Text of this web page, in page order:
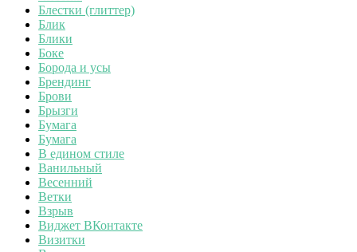
Блестки (глиттер)
Блик
Блики
Боке
Борода и усы
Брендинг
Брови
Брызги
Бумага
Бумага
В едином стиле
Ванильный
Весенний
Ветки
Взрыв
Виджет ВКонтакте
Визитки